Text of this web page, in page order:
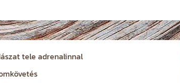
tele adrenalinnal